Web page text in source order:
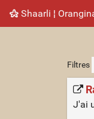
Shaarli ¦
Filtres
J'ai